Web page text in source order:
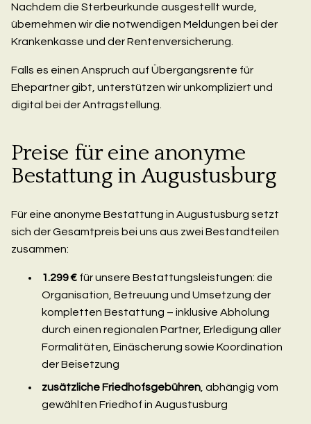
Nachdem die Sterbeurkunde ausgestellt wurde,
übernehmen wir die notwendigen Meldungen bei der
Krankenkasse und der Rentenversicherung.
Falls es einen Anspruch auf Übergangsrente für
Ehepartner gibt, unterstützen wir unkompliziert und
digital bei der Antragstellung.
Preise für eine anonyme
Bestattung in Augustusburg
Für eine anonyme Bestattung in Augustusburg setzt
sich der Gesamtpreis bei uns aus zwei Bestandteilen
zusammen:
1.299 € für unsere Bestattungsleistungen: die
Organisation, Betreuung und Umsetzung der
kompletten Bestattung – inklusive Abholung
durch einen regionalen Partner, Erledigung aller
Formalitäten, Einäscherung sowie Koordination
der Beisetzung
zusätzliche Friedhofsgebühren , abhängig vom
gewählten Friedhof in Augustusburg